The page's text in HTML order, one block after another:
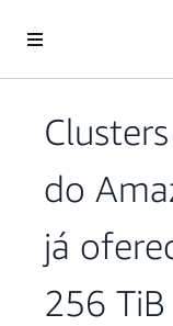
Pular para o conteúdo
do
já
256